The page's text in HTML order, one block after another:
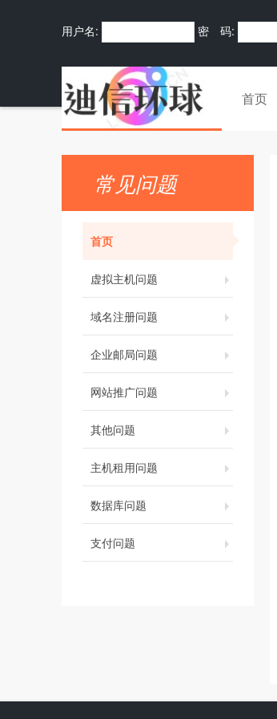
用户名: 密 码:
首页
常见问题
首页
虚拟主机问题
域名注册问题
企业邮局问题
网站推广问题
其他问题
主机租用问题
数据库问题
支付问题